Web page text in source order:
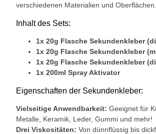
verschiedenen Materialien und Oberflächen.
Inhalt des Sets:
1x 20g Flasche Sekundenkleber
1x 20g Flasche Sekundenkleber
1x 20g Flasche Sekundenkleber
1x 200ml Spray Aktivator
Eigenschaften der Sekundenkleber:
Vielseitige Anwendbarkeit: Geeignet für
Metalle, Keramik, Leder, Gummi und mehr!
Drei Viskositäten: Von dünnflüssig bis